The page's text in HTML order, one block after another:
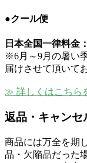
●クール便
日本全国一律料金：
※6月～9月の暑い
届けさせて頂いて
≫ 詳しくはこちら
返品・キャンセ
商品には万全を期
品・欠陥品だった